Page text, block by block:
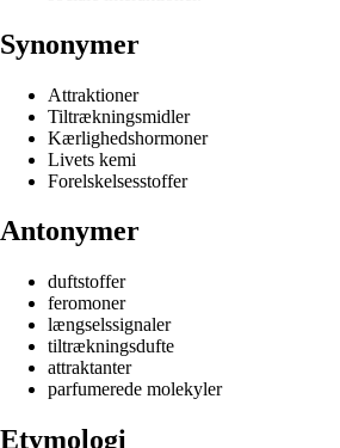
Synonymer
Attraktioner
Tiltrækningsmidler
Kærlighedshormoner
Livets kemi
Forelskelsesstoffer
Antonymer
duftstoffer
feromoner
længselssignaler
tiltrækningsdufte
attraktanter
parfumerede molekyler
Etymologi